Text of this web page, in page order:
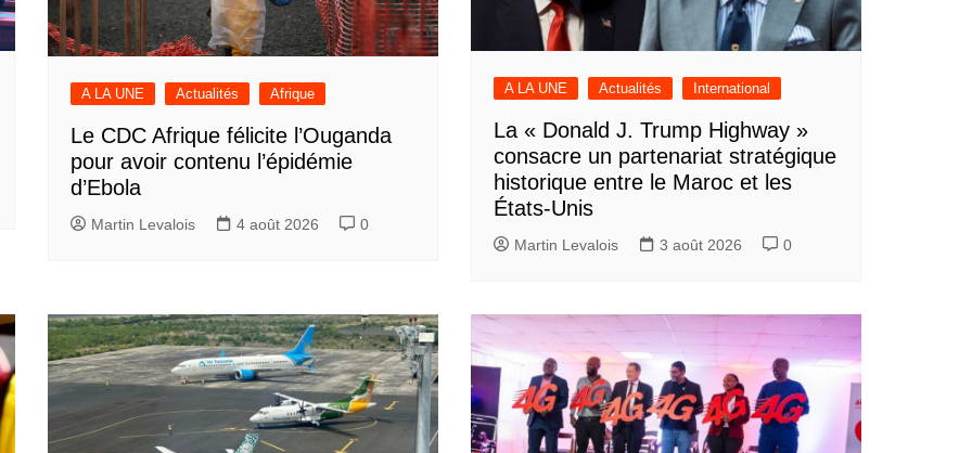
A LA UNE Actualités Afrique
Le CDC Afrique félicite l’Ouganda
pour avoir contenu l’épidémie
d’Ebola
Martin Levalois 4 août 2026 0
A LA UNE Actualités International
La « Donald J. Trump Highway »
consacre un partenariat stratégique
historique entre le Maroc et les
États-Unis
Martin Levalois 3 août 2026 0